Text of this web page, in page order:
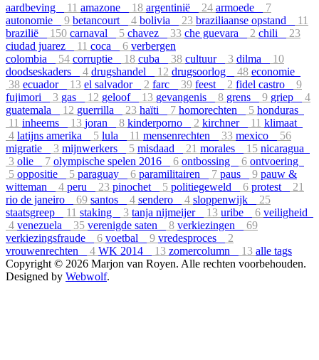
aardbeving 11 amazone 18 argentinië 24 armoede
7
autonomie
9 betancourt 4 bolivia 23 braziliaanse opstand
11
brazilië
150 carnaval 5 chavez 33 che guevara 2 chili
23
ciudad juarez
11 coca 6 verbergen
colombia
54 corruptie 18 cuba 38 cultuur 3 dilma
10
doodseskaders
4 drugshandel 12 drugsoorlog 48 economie
38 ecuador 13 el salvador 2 farc 39 feest 2 fidel castro
9
fujimori
3 gas 12 geloof 13 gevangenis 8 grens 9 griep
4
guatemala
12 guerrilla 23 haïti 7 homorechten 5 honduras
11 inheems 13 joran 8 kinderporno 2 kirchner 11 klimaat
4 latijns amerika 5 lula 11 mensenrechten 33 mexico
56
migratie
3 mijnwerkers 5 misdaad 21 morales 15 nicaragua
3 olie 7 olympische spelen 2016 6 ontbossing 6 ontvoering
5 oppositie 5 paraguay 6 paramilitairen 7 paus 9 pauw &
witteman
4 peru 23 pinochet 5 politiegeweld 6 protest
21
rio de janeiro
69 santos 4 sendero 4 sloppenwijk
25
staatsgreep
11 staking 3 tanja nijmeijer 13 uribe 6 veiligheid
4 venezuela 35 verenigde saten 8 verkiezingen
69
verkiezingsfraude
6 voetbal 9 vredesproces
2
vrouwenrechten
4 WK 2014 13 zomercolumn 13 alle tags
Copyright © 2026 Marjon van Royen. Alle rechten voorbehouden.
Designed by Webwolf.